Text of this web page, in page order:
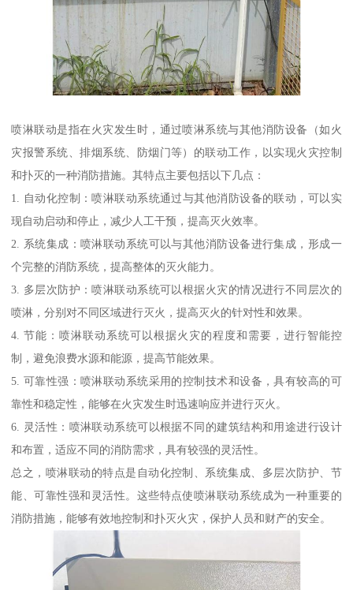
喷淋联动是指在火灾发生时，通过喷淋系统与其他消防设备（如火
灾报警系统、排烟系统、防烟门等）的联动工作，以实现火灾控制
和扑灭的一种消防措施。其特点主要包括以下几点：
1. 自动化控制：喷淋联动系统通过与其他消防设备的联动，可以实
现自动启动和停止，减少人工干预，提高灭火效率。
2. 系统集成：喷淋联动系统可以与其他消防设备进行集成，形成一
个完整的消防系统，提高整体的灭火能力。
3. 多层次防护：喷淋联动系统可以根据火灾的情况进行不同层次的
喷淋，分别对不同区域进行灭火，提高灭火的针对性和效果。
4. 节能：喷淋联动系统可以根据火灾的程度和需要，进行智能控
制，避免浪费水源和能源，提高节能效果。
5. 可靠性强：喷淋联动系统采用的控制技术和设备，具有较高的可
靠性和稳定性，能够在火灾发生时迅速响应并进行灭火。
6. 灵活性：喷淋联动系统可以根据不同的建筑结构和用途进行设计
和布置，适应不同的消防需求，具有较强的灵活性。
总之，喷淋联动的特点是自动化控制、系统集成、多层次防护、节
能、可靠性强和灵活性。这些特点使喷淋联动系统成为一种重要的
消防措施，能够有效地控制和扑灭火灾，保护人员和财产的安全。